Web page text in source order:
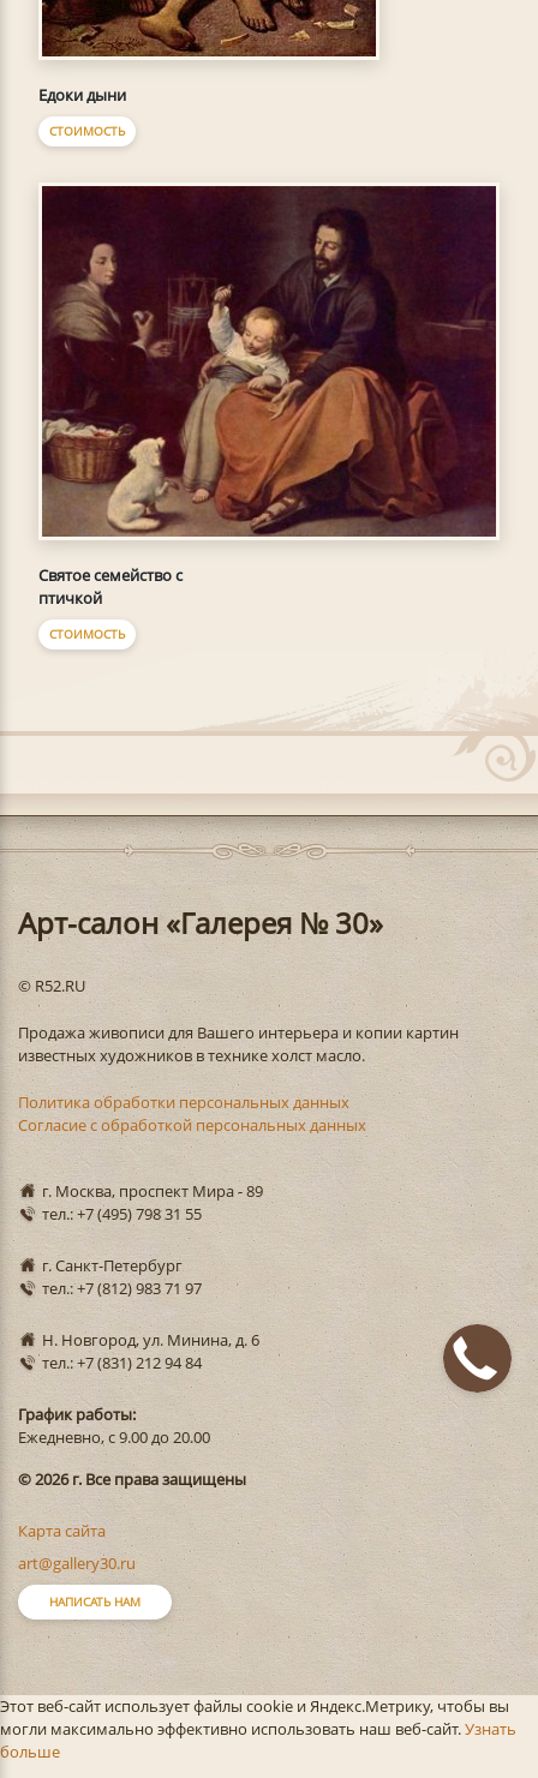
Едоки дыни
СТОИМОСТЬ
Святое семейство с
птичкой
СТОИМОСТЬ
Арт-салон «Галерея № 30»
© R52.RU
Продажа живописи для Вашего интерьера и копии картин
известных художников в технике холст масло.
Политика обработки персональных данных
Согласие с обработкой персональных данных
г. Москва, проспект Мира - 89
тел.: +7 (495) 798 31 55
г. Санкт-Петербург
тел.: +7 (812) 983 71 97
Н. Новгород, ул. Минина, д. 6
тел.: +7 (831) 212 94 84
График работы:
Ежедневно, с 9.00 до 20.00
© 2026 г. Все права защищены
Карта сайта
art@gallery30.ru
НАПИСАТЬ НАМ
Этот веб-сайт использует файлы cookie и Яндекс.Метрику, чтобы вы
могли максимально эффективно использовать наш веб-сайт.Узнать
больше